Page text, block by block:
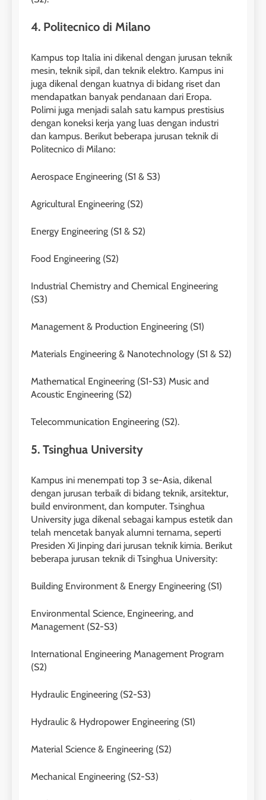
26
Online
27
Daftar Peserta Kursus IELTS
LEIDEN INSTITUTE
28
Jadwal Kursus IELTS Online
LEIDEN INSTITUTE
29
Perbedaan Antara IELTS
Preparation dan IELTS Practice
LEIDEN INSTITUTE
1
Online IELTS Courses
LEIDEN INSTITUTE
2
Institute
3
Batch VII : 31 Maret – 28 April
COURSE PERIODS
Batch VI : 15 Maret – 13 April
4. Politecnico di Milano
Kampus top Italia ini dikenal dengan jurusan teknik
mesin, teknik sipil, dan teknik elektro. Kampus ini
juga dikenal dengan kuatnya di bidang riset dan
mendapatkan banyak pendanaan dari Eropa.
Polimi juga menjadi salah satu kampus prestisius
dengan koneksi kerja yang luas dengan industri
dan kampus. Berikut beberapa jurusan teknik di
Politecnico di Milano:
Aerospace Engineering (S1 & S3)
Agricultural Engineering (S2)
Energy Engineering (S1 & S2)
Food Engineering (S2)
Industrial Chemistry and Chemical Engineering
(S3)
Management & Production Engineering (S1)
Materials Engineering & Nanotechnology (S1 & S2)
Mathematical Engineering (S1-S3) Music and
Acoustic Engineering (S2)
Telecommunication Engineering (S2).
5. Tsinghua University
Kampus ini menempati top 3 se-Asia, dikenal
dengan jurusan terbaik di bidang teknik, arsitektur,
build environment, dan komputer. Tsinghua
University juga dikenal sebagai kampus estetik dan
telah mencetak banyak alumni ternama, seperti
Presiden Xi Jinping dari jurusan teknik kimia. Berikut
beberapa jurusan teknik di Tsinghua University:
Building Environment & Energy Engineering (S1)
Environmental Science, Engineering, and
Management (S2-S3)
International Engineering Management Program
(S2)
Hydraulic Engineering (S2-S3)
Hydraulic & Hydropower Engineering (S1)
Material Science & Engineering (S2)
Mechanical Engineering (S2-S3)